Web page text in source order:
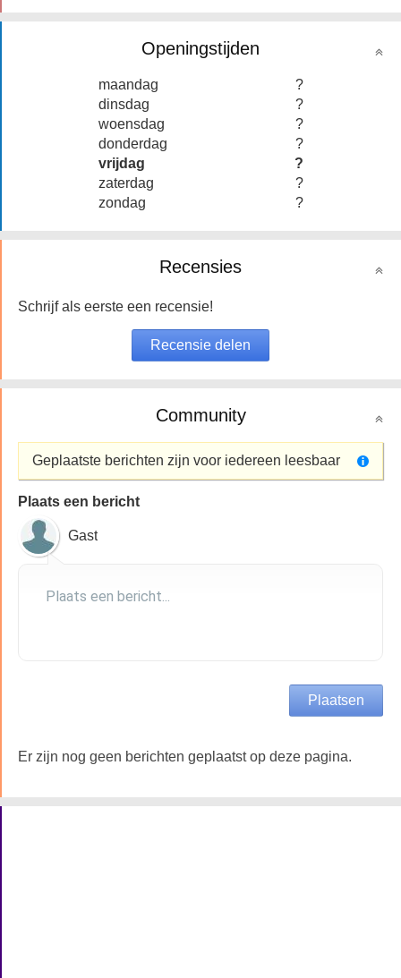
Openingstijden
maandag
?
dinsdag
?
woensdag
?
donderdag
?
vrijdag
?
zaterdag
?
zondag
?
Recensies
Schrijf als eerste een recensie!
Community
Geplaatste berichten zijn voor iedereen leesbaar
Plaats een bericht
Gast
Er zijn nog geen berichten geplaatst op deze pagina.